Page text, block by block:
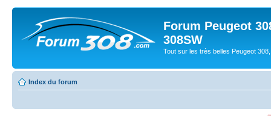
Forum Peugeot
308SW
Tout sur les très belles Peugeot
Index du forum